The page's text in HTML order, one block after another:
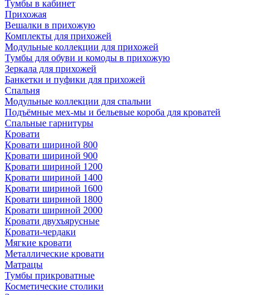
Тумбы в кабинет
Прихожая
Вешалки в прихожую
Комплекты для прихожей
Модульные коллекции для прихожей
Тумбы для обуви и комоды в прихожую
Зеркала для прихожей
Банкетки и пуфики для прихожей
Спальня
Модульные коллекции для спальни
Подъёмные мех-мы и бельевые короба для кроватей
Спальные гарнитуры
Кровати
Кровати шириной 800
Кровати шириной 900
Кровати шириной 1200
Кровати шириной 1400
Кровати шириной 1600
Кровати шириной 1800
Кровати шириной 2000
Кровати двухъярусные
Кровати-чердаки
Мягкие кровати
Металлические кровати
Матрацы
Тумбы прикроватные
Косметические столики